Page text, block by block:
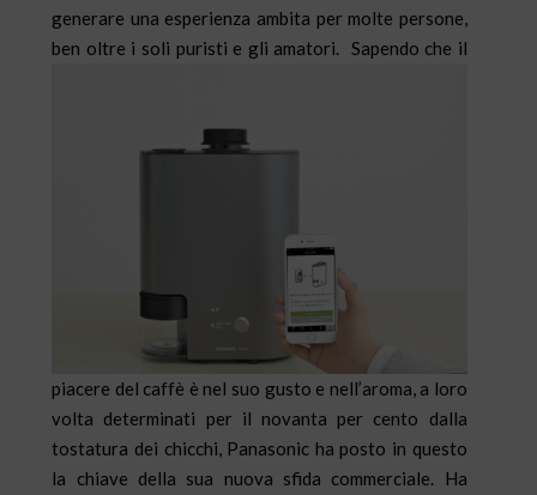
generare una esperienza ambita per molte persone,
ben oltre i soli puristi e gli amatori. Sapendo che il
piacere del caffè è nel suo gusto e nell’aroma, a loro
volta determinati per il novanta per cento dalla
tostatura dei chicchi, Panasonic ha posto in questo
la chiave della sua nuova sfida commerciale. Ha